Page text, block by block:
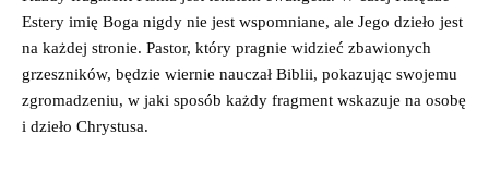
Estery imię Boga nigdy nie jest wspomniane, ale Jego dzieło jest
na każdej stronie. Pastor, który pragnie widzieć zbawionych
grzeszników, będzie wiernie nauczał Biblii, pokazując swojemu
zgromadzeniu, w jaki sposób każdy fragment wskazuje na osobę
i dzieło Chrystusa.